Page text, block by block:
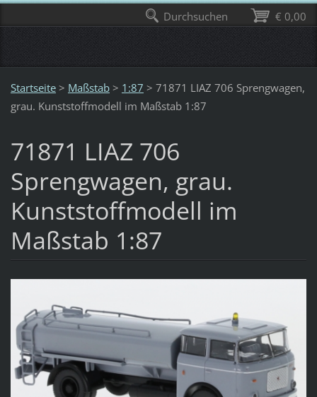
Startseite > Maßstab > 1:87 > 71871 LIAZ 706 Sprengwagen,
grau. Kunststoffmodell im Maßstab 1:87
71871 LIAZ 706
Sprengwagen, grau.
Kunststoffmodell im
Maßstab 1:87
€ 0,00
Durchsuchen